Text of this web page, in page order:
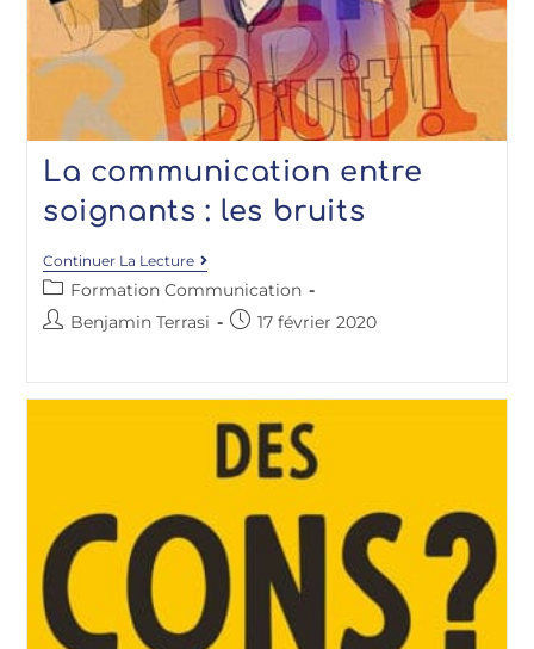
La communication entre
soignants : les bruits
Continuer La Lecture
Formation Communication
Benjamin Terrasi
17 février 2020